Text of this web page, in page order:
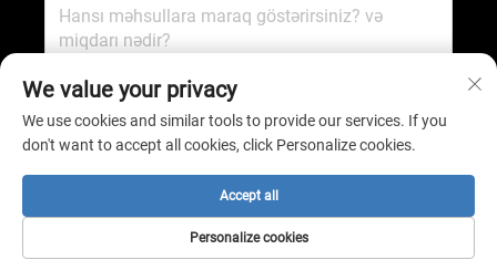
Göndər
© 2025 Shijiazhuang Şənqpinq qazıntıları şirkəti, Məhdud
We value your privacy
We use cookies and similar tools to provide our services. If you
don't want to accept all cookies, click Personalize cookies.
Personalize cookies
Accept all